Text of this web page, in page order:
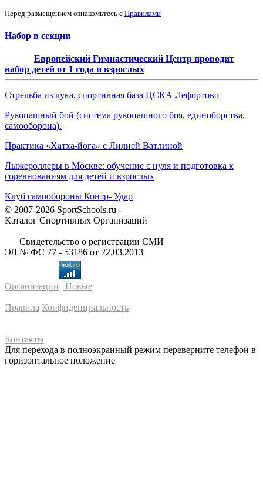
Перед размещением ознакомьтесь с Правилами
Набор в секции
Европейский Гимнастический Центр проводит
набор детей от 1 года и взрослых
Стрельба из лука, спортивная база ЦСКА Лефортово
Рукопашный бой (система рукопашного боя, единоборства,
самооборона).
Практика «Хатха-йога» с Лилией Ватлиной
Лыжероллеры в Москве: обучение с нуля и подготовка к
соревнованиям для детей и взрослых
Клуб самообороны Контр- Удар
© 2007-2026 SportSchools.ru -
Каталог Спортивных Организаций
Свидетельство о регистрации СМИ
ЭЛ № ФС 77 - 53186 от 22.03.2013
Организации | Новые
Правила Конфиденциальность
Контакты
Для перехода в полноэкранный режим переверните телефон в
горизонтальное положение